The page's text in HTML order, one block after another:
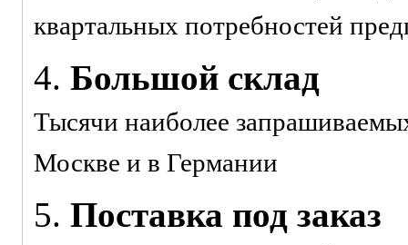
квартальных потребностей
4. Большой склад
Тысячи наиболее
Москве и в Германии
5. Поставка под заказ